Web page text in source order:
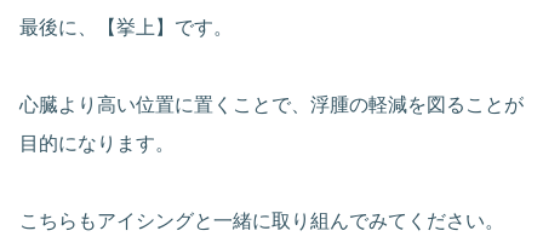
最後に、【挙上】です。
心臓より高い位置に置くことで、浮腫の軽減を図ることが
目的になります。
こちらもアイシングと一緒に取り組んでみてください。